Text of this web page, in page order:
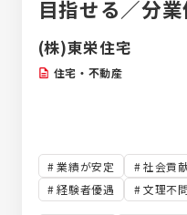
頼関係を構築
目指せる／分
18時半PC自動
全週休2日制(土
(株)東栄住宅
住宅・不動産
業績が安定 社会貢
経験者優遇
文理不